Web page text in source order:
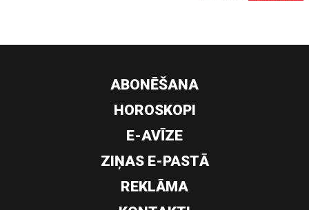
ABONĒŠANA
HOROSKOPI
E-AVĪZE
ZIŅAS E-PASTĀ
REKLĀMA